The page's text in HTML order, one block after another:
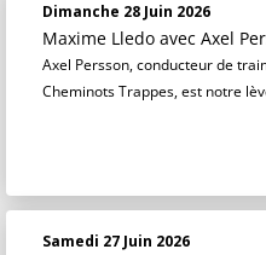
Dimanche 28 Juin 2026
Maxime Lledo avec Axel
Axel Persson, conducteur de
Cheminots Trappes, est notre
Samedi 27 Juin 2026